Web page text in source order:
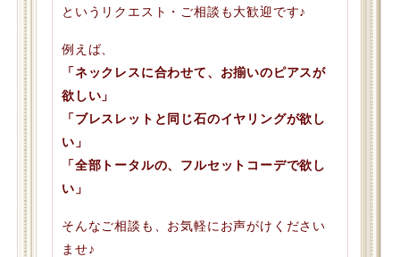
というリクエスト・ご相談も大歓迎です♪
例えば、
「ネックレスに合わせて、お揃いのピアスが
欲しい」
「ブレスレットと同じ石のイヤリングが欲し
い」
「全部トータルの、フルセットコーデで欲し
い」
そんなご相談も、お気軽にお声がけください
ませ♪